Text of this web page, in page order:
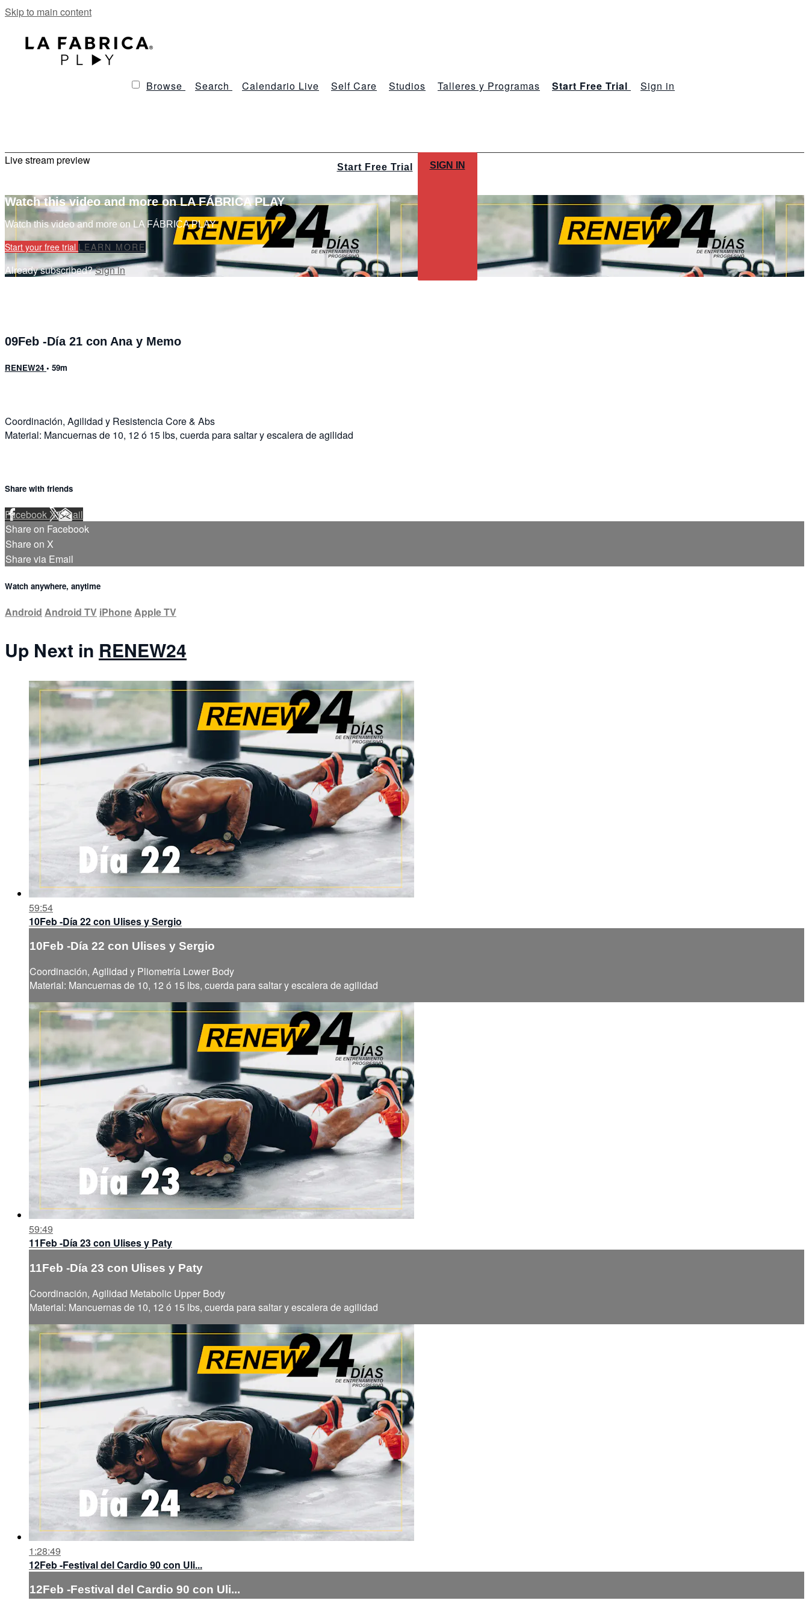
Skip to main content
Browse Search Calendario Live Self Care Studios Talleres y Programas Start Free Trial Sign in
Start Free Trial SIGN IN
Live stream preview
Watch this video and more on LA FÁBRICA PLAY
Watch this video and more on LA FÁBRICA PLAY
Start your free trial LEARN MORE
Already subscribed?Sign in
09Feb -Día 21 con Ana y Memo
RENEW24 • 59m
Coordinación, Agilidad y Resistencia Core & Abs
Material: Mancuernas de 10, 12 ó 15 lbs, cuerda para saltar y escalera de agilidad
Share with friends
FacebookXEmail
Share on Facebook
Share on X
Share via Email
Watch anywhere, anytime
Android Android TV iPhoneApple TV
Up Next in RENEW24
59:54
10Feb -Día 22 con Ulises y Sergio
10Feb -Día 22 con Ulises y Sergio
Coordinación, Agilidad y Pliometría Lower Body
Material: Mancuernas de 10, 12 ó 15 lbs, cuerda para saltar y escalera de agilidad
59:49
11Feb -Día 23 con Ulises y Paty
11Feb -Día 23 con Ulises y Paty
Coordinación, Agilidad Metabolic Upper Body
Material: Mancuernas de 10, 12 ó 15 lbs, cuerda para saltar y escalera de agilidad
1:28:49
12Feb -Festival del Cardio 90 con Uli...
12Feb -Festival del Cardio 90 con Uli...